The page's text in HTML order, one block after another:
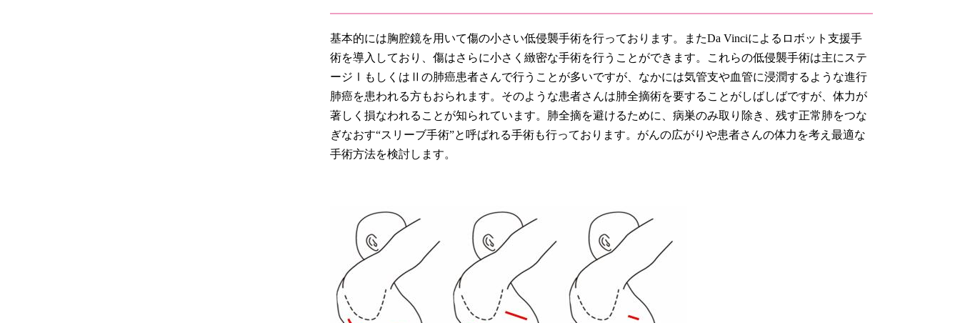
基本的には胸腔鏡を用いて傷の小さい低侵襲手術を行っております。またDa Vinciによるロボット支援手
術を導入しており、傷はさらに小さく緻密な手術を行うことができます。これらの低侵襲手術は主にステ
ージⅠもしくはⅡの肺癌患者さんで行うことが多いですが、なかには気管支や血管に浸潤するような進行
肺癌を患われる方もおられます。そのような患者さんは肺全摘術を要することがしばしばですが、体力が
著しく損なわれることが知られています。肺全摘を避けるために、病巣のみ取り除き、残す正常肺をつな
ぎなおす“スリーブ手術”と呼ばれる手術も行っております。がんの広がりや患者さんの体力を考え最適な
手術方法を検討します。